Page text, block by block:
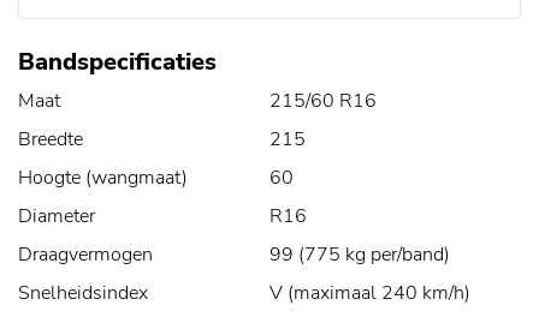
Bandspecificaties
Maat
215/60 R16
Breedte
215
Hoogte (wangmaat)
60
Diameter
R16
Draagvermogen
99 (775 kg per/band)
Snelheidsindex
V (maximaal 240 km/h)